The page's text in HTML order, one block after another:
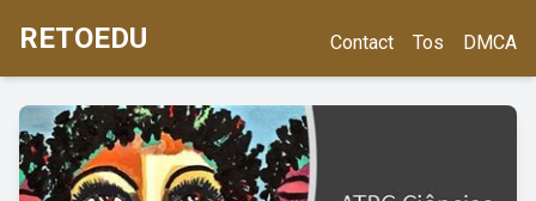
RETOEDU Contact Tos DMCA